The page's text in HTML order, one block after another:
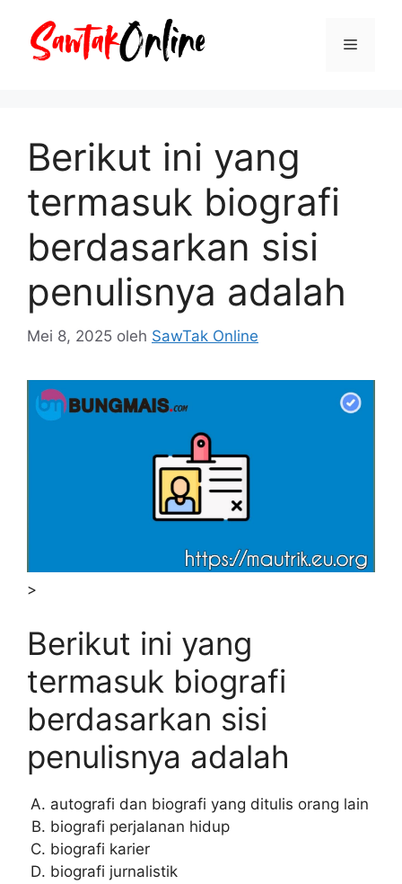
Menu
Berikut ini yang
termasuk biografi
berdasarkan sisi
penulisnya adalah
Mei 8, 2025 oleh SawTak Online
>
Berikut ini yang
termasuk biografi
berdasarkan sisi
penulisnya adalah
autografi dan biografi yang ditulis orang lain
biografi perjalanan hidup
biografi karier
biografi jurnalistik